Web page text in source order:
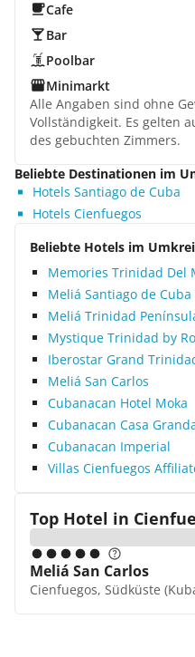
Cafe
Bar
Poolbar
Minimarkt
Alle Angaben sind ohne
Vollständigkeit. Es gelten
des gebuchten Zimmers.
Beliebte Destinationen im
Hotels Santiago de Cuba
Hotels Cienfuegos
Beliebte Hotels im
Memories Trinidad Del
Meliá Santiago de Cuba
Meliá Trinidad
Mystique Trinidad by
Iberostar Grand
Meliá San Carlos
Cubanacan Hotel Moka
Cubanacan Casa
Cubanacan Imperial
Villas Cienfuegos
Top Hotel in
Meliá San Carlos
Cienfuegos, Südküste